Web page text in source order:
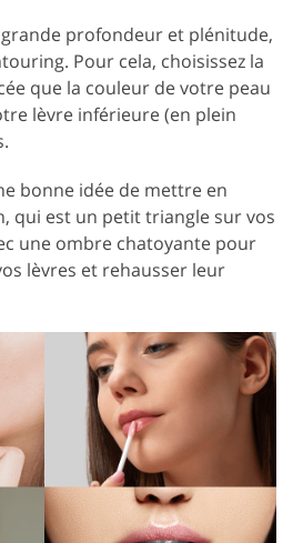
profondeur et plénitude,
Pour cela, choisissez la
que la couleur de votre peau
lèvre inférieure (en plein
bonne idée de mettre en
qui est un petit triangle sur vos
une ombre chatoyante pour
lèvres et rehausser leur